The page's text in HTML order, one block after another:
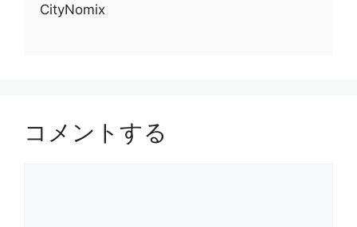
CityNomix
コメントする